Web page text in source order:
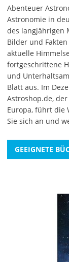
Abenteuer
Astronomie in
des langjährigen
Bilder und
aktuelle
fortgeschrittene
und
Blatt aus. Im
Astroshop.de,
Europa, führt die
Sie sich an und
GEEIGNETE